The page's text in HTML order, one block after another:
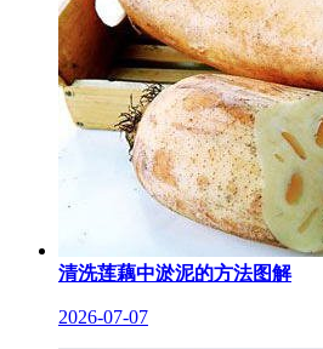
清洗莲藕中淤泥的方法图解
2026-07-07